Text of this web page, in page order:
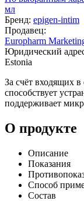
мл
Бренд: epigen-intim
Продавец:
Europharm
Юридический
Estonia
За счёт входящих
способствует
поддерживает
О продукте
Описание
Показания
Способ
Состав